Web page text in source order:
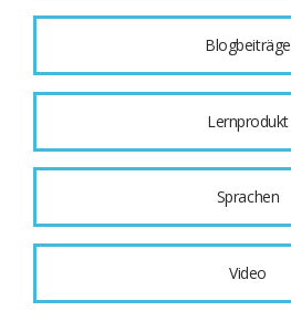
Blogbeiträge
Lernprodukt
Sprachen
Video